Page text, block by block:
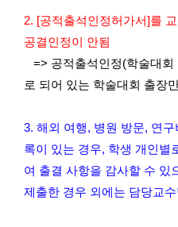
2. [공적출석인정허가서]를
공결인정이 안됨
=> 공적출석인정(학술대회
로 되어 있는 학술대회 출장
3. 해외 여행, 병원 방문, 연구
록이 있는 경우, 학생 개인별
여 출결 사항을 감사할 수 있
제출한 경우 외에는 담당교